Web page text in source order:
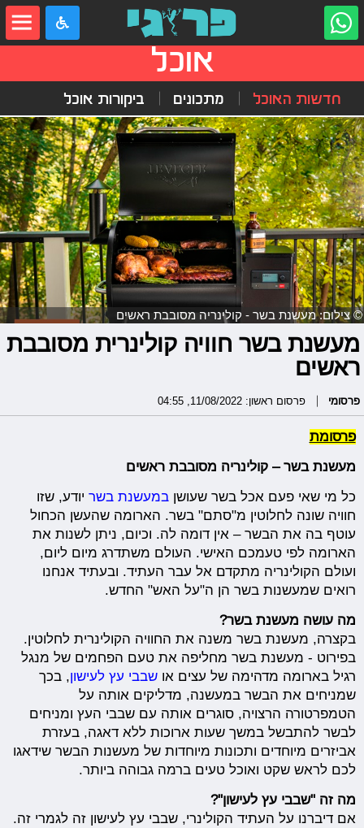
אוכל
חדשות האוכל מתכונים ביקורות אוכל
© צילום: מעשנת בשר - קולינריה מסובבת ראשים
מעשנת בשר חוויה קולינרית מסובבת
ראשים
פרסומי פרסום ראשון: 11/08/2022, 04:55
פרסומת
מעשנת בשר – קולינריה מסובבת ראשים
כל מי שאי פעם אכל בשר שעושןבמעשנת בשר יודע, שזו
חוויה שונה לחלוטין מ"סתם" בשר. הארומה שהעשן הכחול
עוטף בה את הבשר – אין דומה לה. וכיום, ניתן לשנות את
הארומה לפי טעמכם האישי. העולם משתדרג מיום ליום,
ועולם הקולינריה מתקדם אל עבר העתיד. ובעתיד אנחנו
רואים שמעשנות בשר הן ה"על האש" החדש.
מה עושה מעשנת בשר?
בקצרה, מעשנת בשר משנה את החוויה הקולינרית לחלוטין.
בפירוט - מעשנת בשר מחליפה את טעם הפחמים של מנגל
רגיל בארומה מדהימה של עצים אושבבי עץ לעישון, בכך
שמניחים את הבשר במעשנה, מדליקים אותה על
הטמפרטורה הרצויה, סוגרים אותה עם שבבי העץ ומניחים
לבשר להתבשל במשך שעות ארוכות ללא דאגה, בעזרת
אביזרים מיוחדים ותכונות מיוחדות של מעשנות הבשר שידאגו
לכם לראש שקט ואוכל טעים ברמה גבוהה ביותר.
מה זה "שבבי עץ לעישון"?
אם דיברנו על העתיד הקולינרי, שבבי עץ לעישון זה לגמרי זה.